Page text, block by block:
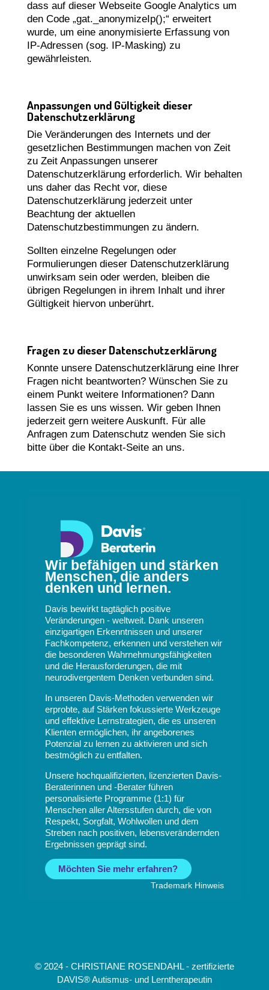
dass auf dieser Webseite Google Analytics um
den Code „gat._anonymizeIp();“ erweitert
wurde, um eine anonymisierte Erfassung von
IP-Adressen (sog. IP-Masking) zu
gewährleisten.
Anpassungen und Gültigkeit dieser
Datenschutzerklärung
Die Veränderungen des Internets und der
gesetzlichen Bestimmungen machen von Zeit
zu Zeit Anpassungen unserer
Datenschutzerklärung erforderlich. Wir behalten
uns daher das Recht vor, diese
Datenschutzerklärung jederzeit unter
Beachtung der aktuellen
Datenschutzbestimmungen zu ändern.
Sollten einzelne Regelungen oder
Formulierungen dieser Datenschutzerklärung
unwirksam sein oder werden, bleiben die
übrigen Regelungen in ihrem Inhalt und ihrer
Gültigkeit hiervon unberührt.
Fragen zu dieser Datenschutzerklärung
Konnte unsere Datenschutzerklärung eine Ihrer
Fragen nicht beantworten? Wünschen Sie zu
einem Punkt weitere Informationen? Dann
lassen Sie es uns wissen. Wir geben Ihnen
jederzeit gern weitere Auskunft. Für alle
Anfragen zum Datenschutz wenden Sie sich
bitte über die Kontakt-Seite an uns.
Wir befähigen und stärken
Menschen, die anders
denken und lernen.
Davis bewirkt tagtäglich positive
Veränderungen - weltweit. Dank unseren
einzigartigen Erkenntnissen und unserer
Fachkompetenz, erkennen und verstehen wir
die besonderen Wahrnehmungsfähigkeiten
und die Herausforderungen, die mit
neurodivergentem Denken verbunden sind.
In unseren Davis-Methoden verwenden wir
erprobte, auf Stärken fokussierte Werkzeuge
und effektive Lernstrategien, die es unseren
Klienten ermöglichen, ihr angeborenes
Potenzial zu lernen zu aktivieren und sich
bestmöglich zu entfalten.
Unsere hochqualifizierten, lizenzierten Davis-
Beraterinnen und -Berater führen
personalisierte Programme (1:1) für
Menschen aller Altersstufen durch, die von
Respekt, Sorgfalt, Wohlwollen und dem
Streben nach positiven, lebensverändernden
Ergebnissen geprägt sind.
Möchten Sie mehr erfahren?
Trademark Hinweis
© 2024 - CHRISTIANE ROSENDAHL - zertifizierte
DAVIS® Autismus- und Lerntherapeutin